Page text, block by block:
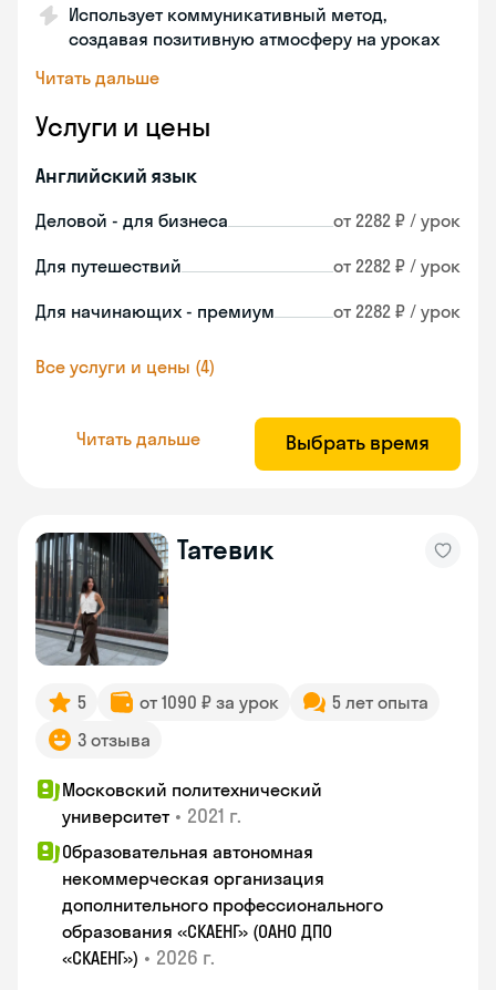
Использует коммуникативный метод,
создавая позитивную атмосферу на уроках
Читать дальше
Услуги и цены
Английский язык
Деловой - для бизнеса от 2282 ₽ / урок
Для путешествий от 2282 ₽ / урок
Для начинающих - премиум от 2282 ₽ / урок
Все услуги и цены (4)
Читать дальше Выбрать время
Татевик
5 от 1090 ₽ за урок
5 лет опыта
3 отзыва
Московский политехнический
университет • 2021 г.
Образовательная автономная
некоммерческая организация
дополнительного профессионального
образования «СКАЕНГ» (ОАНО ДПО
«СКАЕНГ») • 2026 г.